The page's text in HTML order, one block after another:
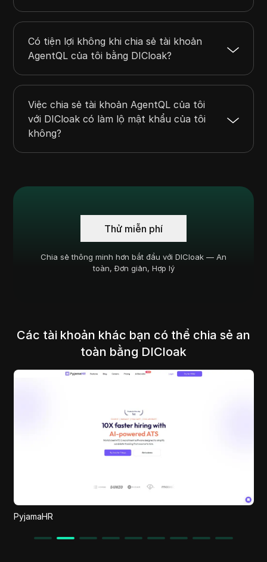
Có tiện lợi không khi chia sẻ tài khoản
AgentQL của tôi bằng DICloak?
Việc chia sẻ tài khoản AgentQL của tôi
với DICloak có làm lộ mật khẩu của tôi
không?
Thử miễn phí
Chia sẻ thông minh hơn bắt đầu với DICloak — An
toàn, Đơn giản, Hợp lý
Các tài khoản khác bạn có thể chia sẻ an
toàn bằng DICloak
PyjamaHR